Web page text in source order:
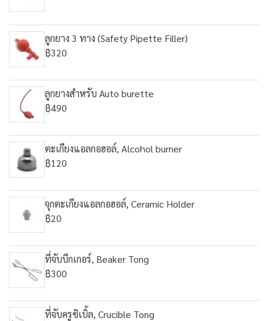
ลูกยาง 3 ทาง (Safety Pipette Filler)
฿320
ลูกยางสำหรับ Auto burette
฿490
ตะเกียงแอลกอฮอล์, Alcohol burner
฿120
จุกตะเกียงแอลกอฮอล์, Ceramic Holder
฿20
ที่จับบีกเกอร์, Beaker Tong
฿300
ที่จับครูซิเบิ้ล, Crucible Tong